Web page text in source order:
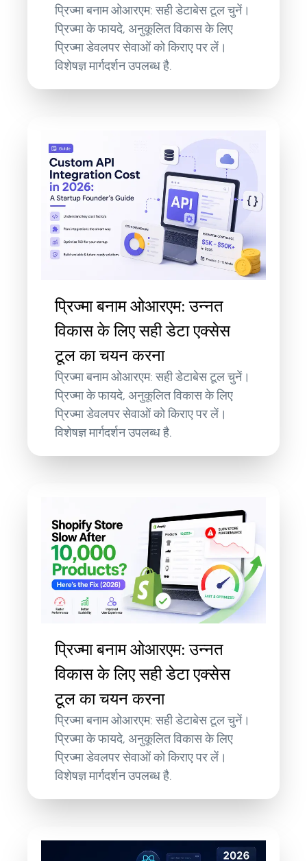
प्रिज्मा बनाम ओआरएम: सही डेटाबेस टूल चुनें।
प्रिज्मा के फायदे, अनुकूलित विकास के लिए
प्रिज्मा डेवलपर सेवाओं को किराए पर लें।
विशेषज्ञ मार्गदर्शन उपलब्ध है.
प्रिज्मा बनाम ओआरएम: उन्नत
विकास के लिए सही डेटा एक्सेस
टूल का चयन करना
प्रिज्मा बनाम ओआरएम: सही डेटाबेस टूल चुनें।
प्रिज्मा के फायदे, अनुकूलित विकास के लिए
प्रिज्मा डेवलपर सेवाओं को किराए पर लें।
विशेषज्ञ मार्गदर्शन उपलब्ध है.
प्रिज्मा बनाम ओआरएम: उन्नत
विकास के लिए सही डेटा एक्सेस
टूल का चयन करना
प्रिज्मा बनाम ओआरएम: सही डेटाबेस टूल चुनें।
प्रिज्मा के फायदे, अनुकूलित विकास के लिए
प्रिज्मा डेवलपर सेवाओं को किराए पर लें।
विशेषज्ञ मार्गदर्शन उपलब्ध है.